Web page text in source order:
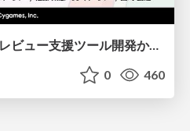
【CEDEC2026】コードレビュー支援ツール開発から学ぶ：LLMを用いた業務システムの実践的な運用設計と誤出力対策
0 460